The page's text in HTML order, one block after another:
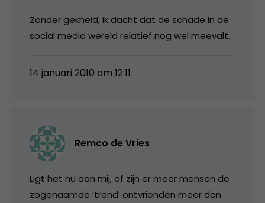
Zonder gekheid, ik dacht dat de schade in de
social media wereld relatief nog wel meevalt.
14 januari 2010 om 12:11
Remco de Vries
Ligt het nu aan mij, of zijn er meer mensen de
zogenaamde ’trend’ ontvrienden meer dan